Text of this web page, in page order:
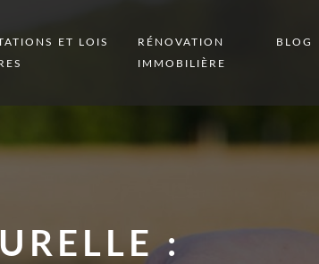
ET LOIS
RÉNOVATION
IMMOBILIÈRE
BLOG
: